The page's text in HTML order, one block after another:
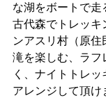
な湖をボートで
古代森でトレッキ
ンアスリ村（原
滝を楽しむ、ラフ
く、ナイトトレ
アレンジして頂